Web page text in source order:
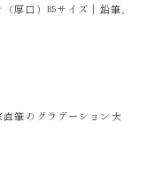
厚口）B5サイズ｜鉛筆、
直筆のグラデーション大